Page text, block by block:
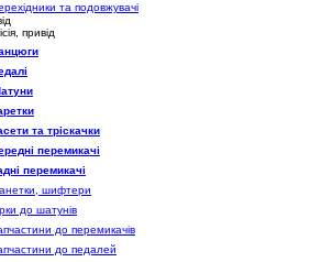
та подовжувачі
привід
та тріскачки
перемикачі
перемикачі
шифтери
до шатунів
до перемикачів
до педалей